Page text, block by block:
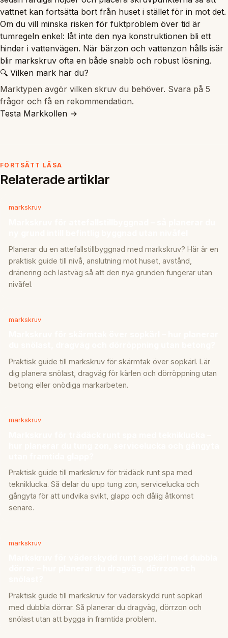
vattnet kan fortsätta bort från huset i stället för in mot det.
Om du vill minska risken för fuktproblem över tid är
tumregeln enkel: låt inte den nya konstruktionen bli ett
hinder i vattenvägen. När bärzon och vattenzon hålls isär
blir markskruv ofta en både snabb och robust lösning.
🔍 Vilken mark har du?
Marktypen avgör vilken skruv du behöver. Svara på 5
frågor och få en rekommendation.
Testa Markkollen →
FORTSÄTT LÄSA
Relaterade artiklar
markskruv
Planerar du en attefallstillbyggnad med markskruv? Här är en
praktisk guide till nivå, anslutning mot huset, avstånd,
dränering och lastväg så att den nya grunden fungerar utan
nivåfel.
markskruv
Praktisk guide till markskruv för skärmtak över sopkärl. Lär
dig planera snölast, dragväg för kärlen och dörröppning utan
betong eller onödiga markarbeten.
markskruv
Praktisk guide till markskruv för trädäck runt spa med
tekniklucka. Så delar du upp tung zon, servicelucka och
gångyta för att undvika svikt, glapp och dålig åtkomst
senare.
markskruv
Praktisk guide till markskruv för väderskydd runt sopkärl
med dubbla dörrar. Så planerar du dragväg, dörrzon och
snölast utan att bygga in framtida problem.